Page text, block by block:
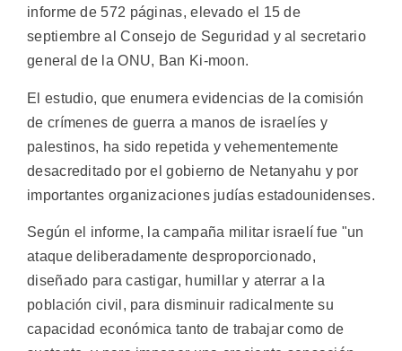
informe de 572 páginas, elevado el 15 de
septiembre al Consejo de Seguridad y al secretario
general de la ONU, Ban Ki-moon.
El estudio, que enumera evidencias de la comisión
de crímenes de guerra a manos de israelíes y
palestinos, ha sido repetida y vehementemente
desacreditado por el gobierno de Netanyahu y por
importantes organizaciones judías estadounidenses.
Según el informe, la campaña militar israelí fue "un
ataque deliberadamente desproporcionado,
diseñado para castigar, humillar y aterrar a la
población civil, para disminuir radicalmente su
capacidad económica tanto de trabajar como de